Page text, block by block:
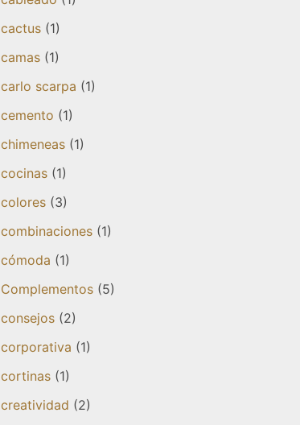
cactus (1)
camas (1)
carlo scarpa (1)
cemento (1)
chimeneas (1)
cocinas (1)
colores (3)
combinaciones (1)
cómoda (1)
Complementos (5)
consejos (2)
corporativa (1)
cortinas (1)
creatividad (2)